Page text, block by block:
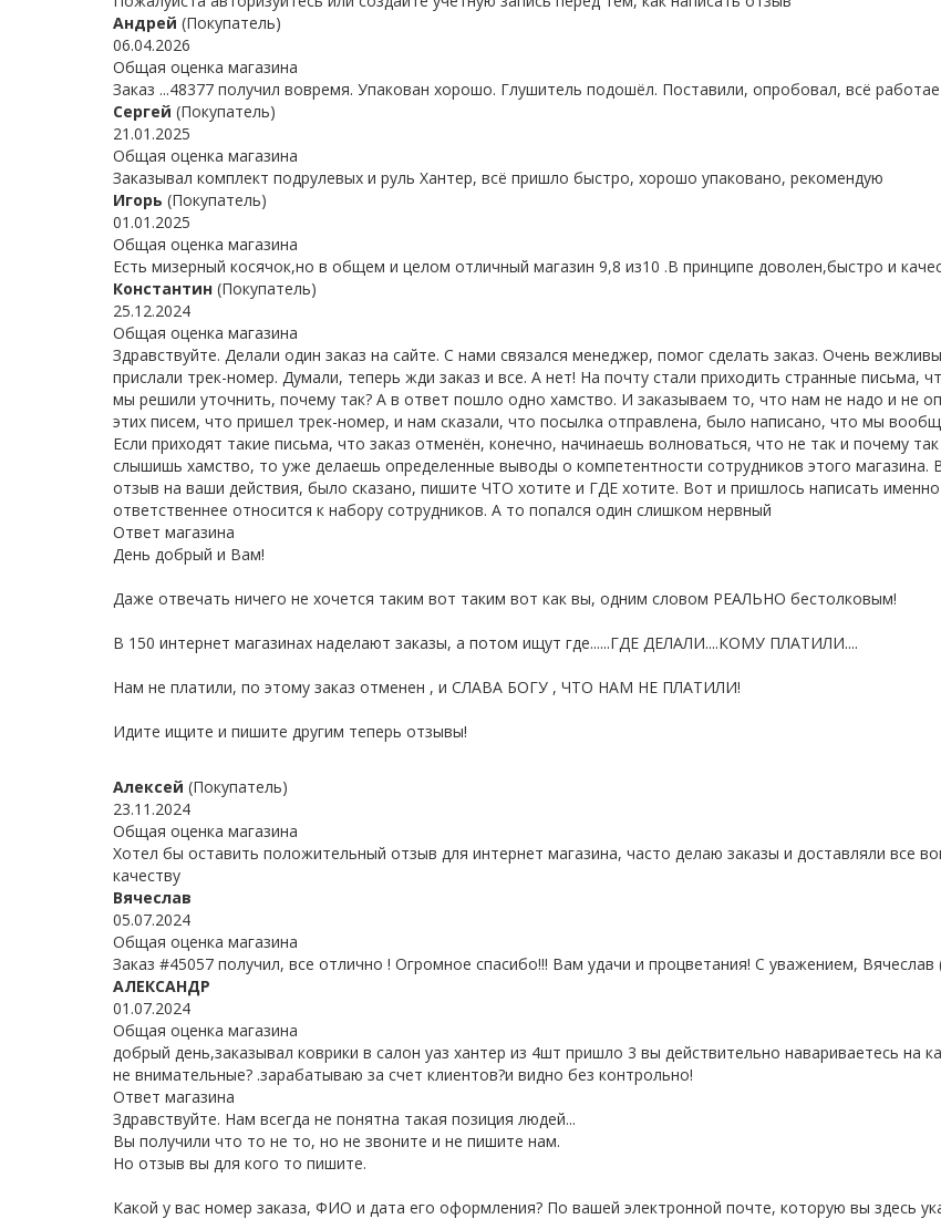
Андрей (Покупатель)
06.04.2026
Общая оценка магазина
Заказ ...48377 получил вовремя. Упакован хорошо. Глушитель подошёл. Поставили, опробовал, всё
Сергей (Покупатель)
21.01.2025
Общая оценка магазина
Заказывал комплект подрулевых и руль Хантер, всё пришло быстро, хорошо упаковано, рекомендую
Игорь (Покупатель)
01.01.2025
Общая оценка магазина
Есть мизерный косячок,но в общем и целом отличный магазин 9,8 из10 .В принципе доволен,быстро и
Константин (Покупатель)
25.12.2024
Общая оценка магазина
Здравствуйте. Делали один заказ на сайте. С нами связался менеджер, помог сделать заказ. Очень
прислали трек-номер. Думали, теперь жди заказ и все. А нет! На почту стали приходить странные письма,
мы решили уточнить, почему так? А в ответ пошло одно хамство. И заказываем то, что нам не надо и не
этих писем, что пришел трек-номер, и нам сказали, что посылка отправлена, было написано, что мы
Если приходят такие письма, что заказ отменён, конечно, начинаешь волноваться, что не так и почему
слышишь хамство, то уже делаешь определенные выводы о компетентности сотрудников этого магазина.
отзыв на ваши действия, было сказано, пишите ЧТО хотите и ГДЕ хотите. Вот и пришлось написать
ответственнее относится к набору сотрудников. А то попался один слишком нервный
Ответ магазина
День добрый и Вам!
Даже отвечать ничего не хочется таким вот таким вот как вы, одним словом РЕАЛЬНО бестолковым!
В 150 интернет магазинах наделают заказы, а потом ищут где......ГДЕ ДЕЛАЛИ....КОМУ ПЛАТИЛИ....
Нам не платили, по этому заказ отменен , и СЛАВА БОГУ , ЧТО НАМ НЕ ПЛАТИЛИ!
Идите ищите и пишите другим теперь отзывы!
Алексей (Покупатель)
23.11.2024
Общая оценка магазина
Хотел бы оставить положительный отзыв для интернет магазина, часто делаю заказы и доставляли все
качеству
Вячеслав
05.07.2024
Общая оценка магазина
Заказ #45057 получил, все отлично ! Огромное спасибо!!! Вам удачи и процветания! С уважением, Вячеслав
АЛЕКСАНДР
01.07.2024
Общая оценка магазина
добрый день,заказывал коврики в салон уаз хантер из 4шт пришло 3 вы действительно навариваетесь
не внимательные? .зарабатываю за счет клиентов?и видно без контрольно!
Ответ магазина
Здравствуйте. Нам всегда не понятна такая позиция людей...
Вы получили что то не то, но не звоните и не пишите нам.
Но отзыв вы для кого то пишите.
Какой у вас номер заказа, ФИО и дата его оформления? По вашей электронной почте, которую вы здесь